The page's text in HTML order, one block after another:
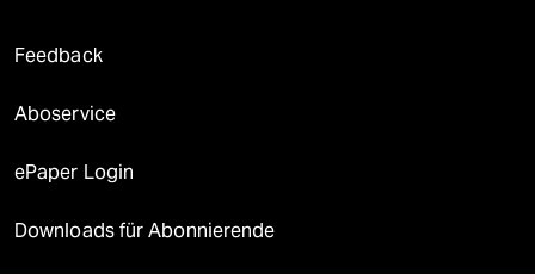
Feedback
Aboservice
ePaper Login
Downloads für Abonnierende